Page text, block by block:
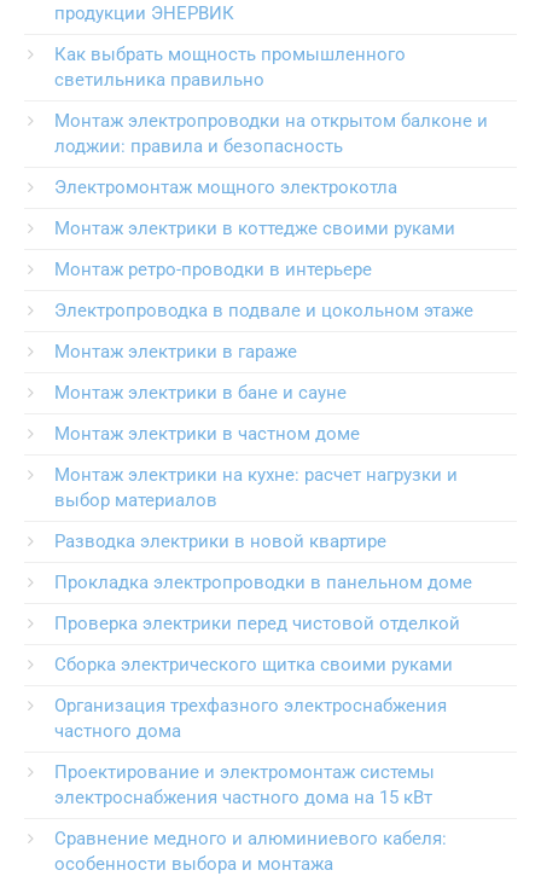
продукции ЭНЕРВИК
Как выбрать мощность промышленного
светильника правильно
Монтаж электропроводки на открытом балконе и
лоджии: правила и безопасность
Электромонтаж мощного электрокотла
Монтаж электрики в коттедже своими руками
Монтаж ретро-проводки в интерьере
Электропроводка в подвале и цокольном этаже
Монтаж электрики в гараже
Монтаж электрики в бане и сауне
Монтаж электрики в частном доме
Монтаж электрики на кухне: расчет нагрузки и
выбор материалов
Разводка электрики в новой квартире
Прокладка электропроводки в панельном доме
Проверка электрики перед чистовой отделкой
Сборка электрического щитка своими руками
Организация трехфазного электроснабжения
частного дома
Проектирование и электромонтаж системы
электроснабжения частного дома на 15 кВт
Сравнение медного и алюминиевого кабеля:
особенности выбора и монтажа